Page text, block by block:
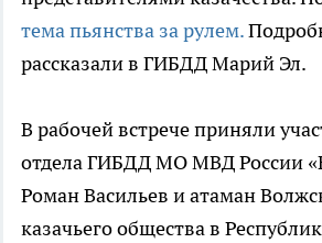
тема пьянства за рулем.
рассказали в ГИБДД Марий Эл.
В рабочей встрече приняли
отдела ГИБДД МО МВД России
Роман Васильев и атаман
казачьего общества в